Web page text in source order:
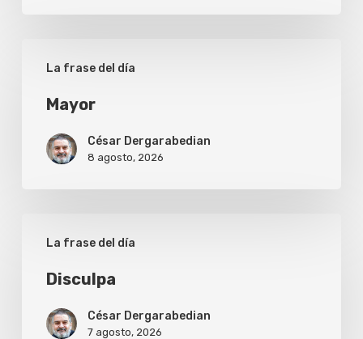
La frase del día
Mayor
César Dergarabedian
8 agosto, 2026
La frase del día
Disculpa
César Dergarabedian
7 agosto, 2026